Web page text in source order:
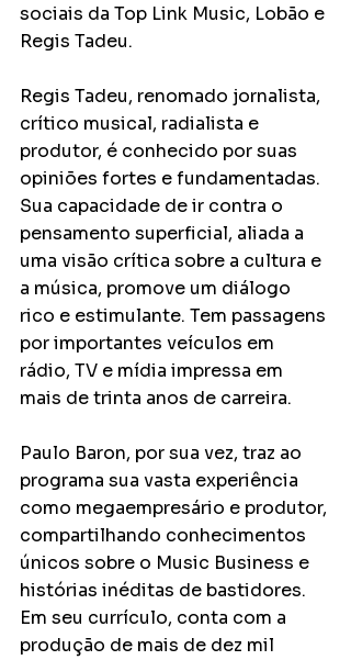
sociais da Top Link Music, Lobão e
Regis Tadeu.
Regis Tadeu, renomado jornalista,
crítico musical, radialista e
produtor, é conhecido por suas
opiniões fortes e fundamentadas.
Sua capacidade de ir contra o
pensamento superficial, aliada a
uma visão crítica sobre a cultura e
a música, promove um diálogo
rico e estimulante. Tem passagens
por importantes veículos em
rádio, TV e mídia impressa em
mais de trinta anos de carreira.
Paulo Baron, por sua vez, traz ao
programa sua vasta experiência
como megaempresário e produtor,
compartilhando conhecimentos
únicos sobre o Music Business e
histórias inéditas de bastidores.
Em seu currículo, conta com a
produção de mais de dez mil